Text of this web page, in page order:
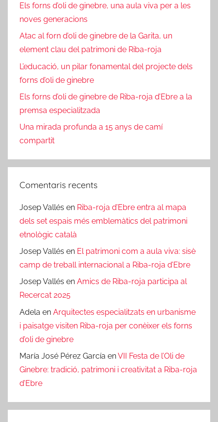
Els forns d’oli de ginebre, una aula viva per a les
noves generacions
Atac al forn d’oli de ginebre de la Garita, un
element clau del patrimoni de Riba-roja
L’educació, un pilar fonamental del projecte dels
forns d’oli de ginebre
Els forns d’oli de ginebre de Riba-roja d’Ebre a la
premsa especialitzada
Una mirada profunda a 15 anys de camí
compartit
Comentaris recents
Josep Vallés en Riba-roja d’Ebre entra al mapa
dels set espais més emblemàtics del patrimoni
etnològic català
Josep Vallés en El patrimoni com a aula viva: sisè
camp de treball internacional a Riba-roja d’Ebre
Josep Vallés en Amics de Riba-roja participa al
Recercat 2025
Adela en Arquitectes especialitzats en urbanisme
i paisatge visiten Riba-roja per conèixer els forns
d’oli de ginebre
María José Pérez García enVII Festa de l’Oli de
Ginebre: tradició, patrimoni i creativitat a Riba-roja
d’Ebre